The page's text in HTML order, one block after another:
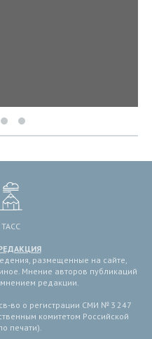
размещенные на сайте,
Мнение авторов публикаций
редакции.
во о регистрации СМИ № 3 247
комитетом Российской
печати).